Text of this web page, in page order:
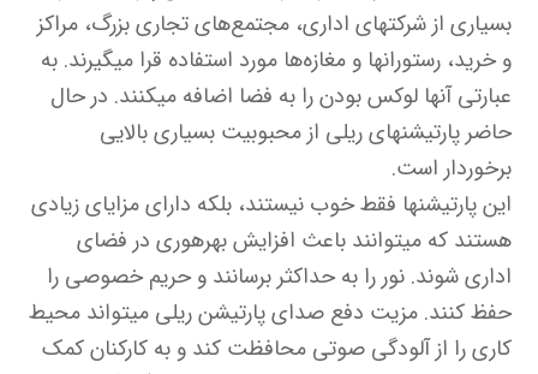
بسیاری از شرکت‎های اداری، مجتمع‌های تجاری بزرگ، مراکز
و خرید، رستوران‎ها و مغازه‌ها مورد استفاده قرا می‎گیرند. به
عبارتی آنها لوکس بودن را به فضا اضافه می‏‎کنند. در حال
حاضر پارتیشن‎های ریلی از محبوبیت بسیاری بالایی
برخوردار است.
این پارتیشن‎ها فقط خوب نیستند، بلکه دارای مزایای زیادی
هستند که می‎توانند باعث افزایش بهره‎وری در فضای
اداری شوند. نور را به حداکثر برسانند و حریم خصوصی را
حفظ کنند. مزیت دفع صدای پارتیشن ریلی می‎تواند محیط
کاری را از آلودگی صوتی محافظت کند و به کارکنان کمک